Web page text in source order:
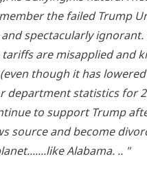
the fai­led Trump
spec­ta­cu­lar­ly
are mis­ap­plied and
though it has
depart­ment sta­tis­tics for
to sup­port Trump
source and beco­me
Alabama. .. "